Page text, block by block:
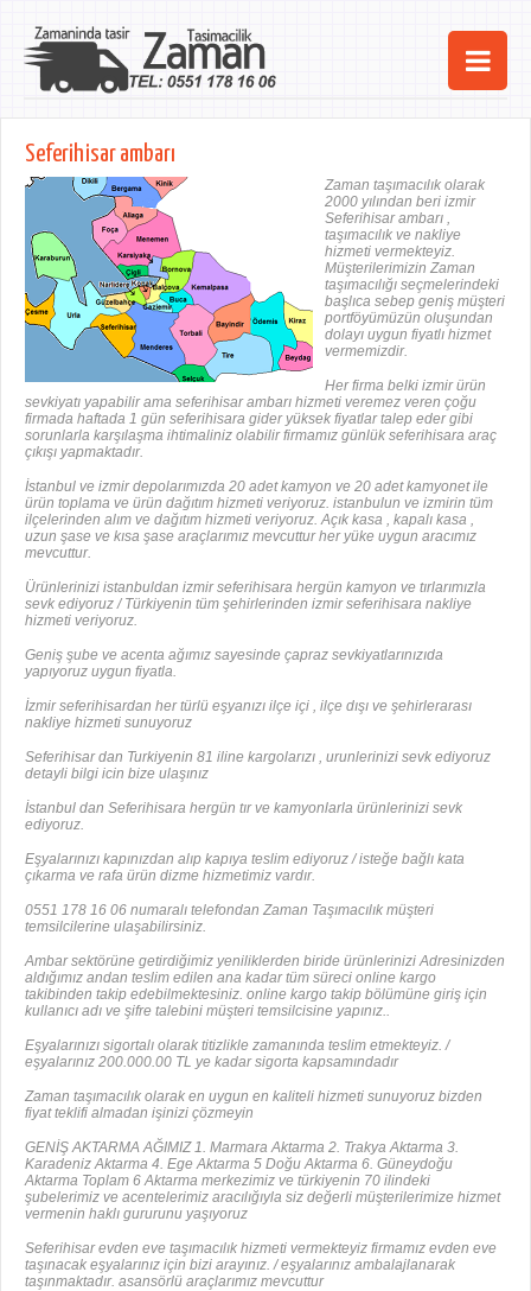
Ana Sayfa
Kurumsal
iletişim
Seferihisar ambarı
Zaman taşımacılık olarak
2000 yılından beri izmir
Seferihisar ambarı ,
taşımacılık ve nakliye
hizmeti vermekteyiz.
Müşterilerimizin Zaman
taşımacılığı seçmelerindeki
başlıca sebep geniş müşteri
portföyümüzün oluşundan
dolayı uygun fiyatlı hizmet
vermemizdir.
Her firma belki izmir ürün
sevkiyatı yapabilir ama seferihisar ambarı hizmeti veremez veren çoğu
firmada haftada 1 gün seferihisara gider yüksek fiyatlar talep eder gibi
sorunlarla karşılaşma ihtimaliniz olabilir firmamız günlük seferihisara araç
çıkışı yapmaktadır.
İstanbul ve izmir depolarımızda 20 adet kamyon ve 20 adet kamyonet ile
ürün toplama ve ürün dağıtım hizmeti veriyoruz. istanbulun ve izmirin tüm
ilçelerinden alım ve dağıtım hizmeti veriyoruz. Açık kasa , kapalı kasa ,
uzun şase ve kısa şase araçlarımız mevcuttur her yüke uygun aracımız
mevcuttur.
Ürünlerinizi istanbuldan izmir seferihisara hergün kamyon ve tırlarımızla
sevk ediyoruz / Türkiyenin tüm şehirlerinden izmir seferihisara nakliye
hizmeti veriyoruz.
Geniş şube ve acenta ağımız sayesinde çapraz sevkiyatlarınızıda
yapıyoruz uygun fiyatla.
İzmir seferihisardan her türlü eşyanızı ilçe içi , ilçe dışı ve şehirlerarası
nakliye hizmeti sunuyoruz
Seferihisar dan Turkiyenin 81 iline kargolarızı , urunlerinizi sevk ediyoruz
detayli bilgi icin bize ulaşınız
İstanbul dan Seferihisara hergün tır ve kamyonlarla ürünlerinizi sevk
ediyoruz.
Eşyalarınızı kapınızdan alıp kapıya teslim ediyoruz / isteğe bağlı kata
çıkarma ve rafa ürün dizme hizmetimiz vardır.
0551 178 16 06 numaralı telefondan Zaman Taşımacılık müşteri
temsilcilerine ulaşabilirsiniz.
Ambar sektörüne getirdiğimiz yeniliklerden biride ürünlerinizi Adresinizden
aldığımız andan teslim edilen ana kadar tüm süreci online kargo
takibinden takip edebilmektesiniz. online kargo takip bölümüne giriş için
kullanıcı adı ve şifre talebini müşteri temsilcisine yapınız..
Eşyalarınızı sigortalı olarak titizlikle zamanında teslim etmekteyiz. /
eşyalarınız 200.000.00 TL ye kadar sigorta kapsamındadır
Zaman taşımacılık olarak en uygun en kaliteli hizmeti sunuyoruz bizden
fiyat teklifi almadan işinizi çözmeyin
GENİŞ AKTARMA AĞIMIZ 1. Marmara Aktarma 2. Trakya Aktarma 3.
Karadeniz Aktarma 4. Ege Aktarma 5 Doğu Aktarma 6. Güneydoğu
Aktarma Toplam 6 Aktarma merkezimiz ve türkiyenin 70 ilindeki
şubelerimiz ve acentelerimiz aracılığıyla siz değerli müşterilerimize hizmet
vermenin haklı gururunu yaşıyoruz
Seferihisar evden eve taşımacılık hizmeti vermekteyiz firmamız evden eve
taşınacak eşyalarınız için bizi arayınız. / eşyalarınız ambalajlanarak
taşınmaktadır. asansörlü araçlarımız mevcuttur